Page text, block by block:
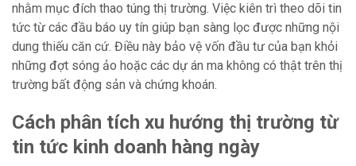
nhằm mục đích thao túng thị trường. Việc kiên trì theo dõi tin
tức từ các đầu báo uy tín giúp bạn sàng lọc được những nội
dung thiếu căn cứ. Điều này bảo vệ vốn đầu tư của bạn khỏi
những đợt sóng ảo hoặc các dự án ma không có thật trên thị
trường bất động sản và chứng khoán.
Cách phân tích xu hướng thị trường từ
tin tức kinh doanh hàng ngày